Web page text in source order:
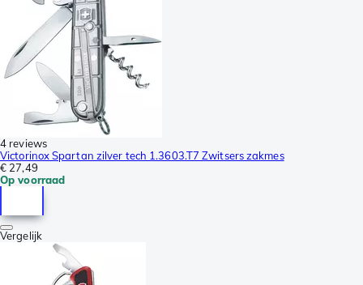
4 reviews
Victorinox Spartan zilver tech 1.3603.T7 Zwitsers zakmes
€ 27,49
Op voorraad
Vergelijk